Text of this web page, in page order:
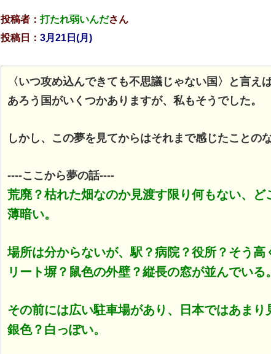
投稿者：打たれ弱いんださん
投稿日： 3月21日(月)
〈いつ攻め込んできても不思議じゃない国〉と言え
あろう国がいくつかありますが、私もそうでした。
しかし、この夢を見てからはそれまで感じたことの
----ここから夢の話----
荒廃？枯れた畑なのか見渡す限り何もない、
薄暗い。
場所は分からないが、駅？病院？役所？そう高
リート塀？鼠色の外壁？縦長の窓が並んでいる。
その前には広い駐車場があり、日本ではあまり
銀色？白っぽい。